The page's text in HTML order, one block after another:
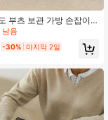
부츠 보관 가방 손잡이
습 지퍼백. 무릎 높이 &
여행, 옷장, 기숙사 및 이
대용. 부츠 형태 유지, 휴
음
-30% 마지막 2일